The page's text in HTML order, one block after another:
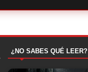
¿NO SABES QUÉ LEER?